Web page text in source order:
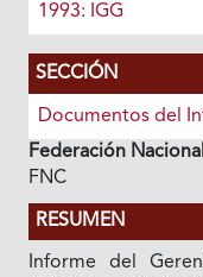
1993: IGG
SECCIÓN
Documentos del
Federación
FNC
RESUMEN
Informe del